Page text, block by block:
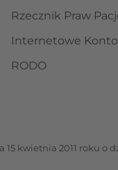
Rzecznik Praw
Internetowe
RODO
kwietnia 2011 roku o